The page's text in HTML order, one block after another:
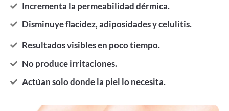
Incrementa la permeabilidad dérmica.
Disminuye flacidez, adiposidades y celulitis.
Resultados visibles en poco tiempo.
No produce irritaciones.
Actúan solo donde la piel lo necesita.